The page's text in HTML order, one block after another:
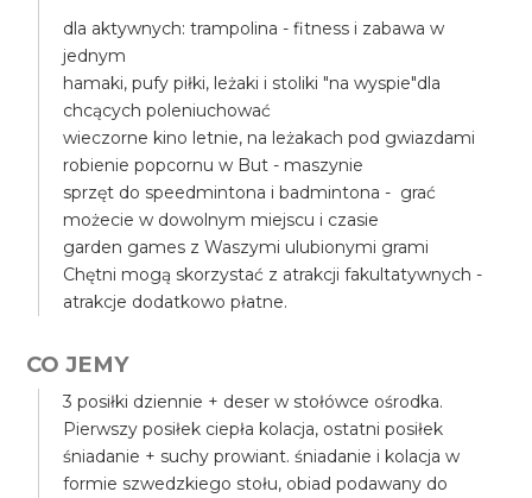
dla aktywnych: trampolina - fitness i zabawa w
jednym
hamaki, pufy piłki, leżaki i stoliki "na wyspie"dla
chcących poleniuchować
wieczorne kino letnie, na leżakach pod gwiazdami
robienie popcornu w But - maszynie
sprzęt do speedmintona i badmintona - grać
możecie w dowolnym miejscu i czasie
garden games z Waszymi ulubionymi grami
Chętni mogą skorzystać z atrakcji fakultatywnych -
atrakcje dodatkowo płatne.
CO JEMY
3 posiłki dziennie + deser w stołówce ośrodka.
Pierwszy posiłek ciepła kolacja, ostatni posiłek
śniadanie + suchy prowiant. śniadanie i kolacja w
formie szwedzkiego stołu, obiad podawany do